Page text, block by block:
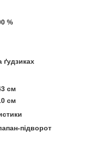
%
ґудзиках
см
см
підворот